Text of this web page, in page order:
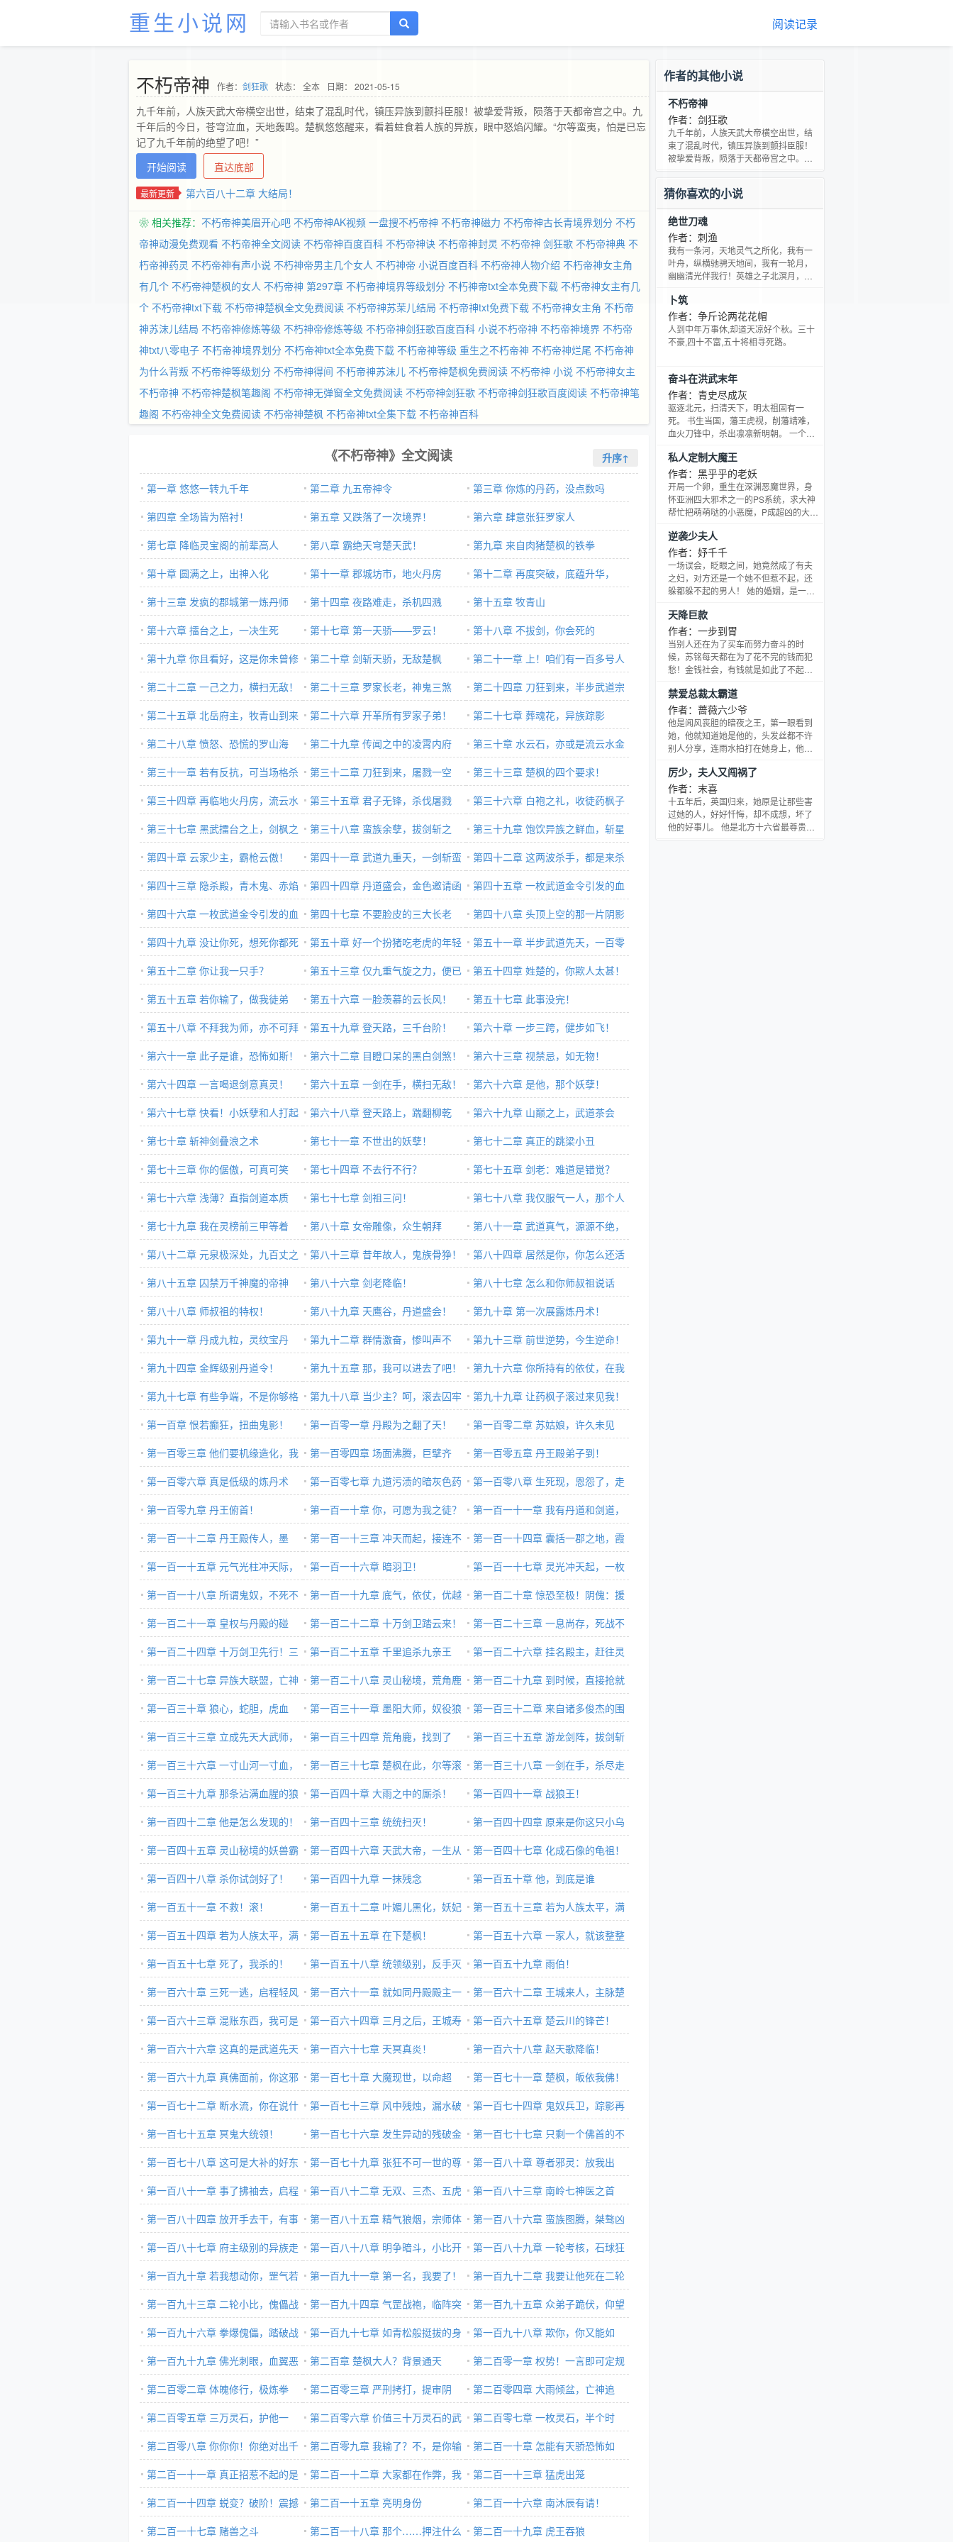
重生小说网 阅读记录
不朽帝神 作者： 剑狂歌 状态： 全本 日期： 2021-05-15
九千年前，人族天武大帝横空出世，结束了混乱时代，镇压异族到颤抖臣服！被挚爱背叛，陨落于天都帝宫之中。九
千年后的今日，苍穹泣血，天地轰鸣。楚枫悠悠醒来，看着蛀食着人族的异族，眼中怒焰闪耀。“尔等蛮夷，怕是已忘
记了九千年前的绝望了吧！”
开始阅读
直达底部
最新更新 第六百八十二章 大结局！
❀ 相关推荐： 不朽帝神美眉开心吧 不朽帝神AK视频 一盘搜不朽帝神 不朽帝神磁力 不朽帝神古长青境界划分 不朽
帝神动漫免费观看 不朽帝神全文阅读 不朽帝神百度百科 不朽帝神诀 不朽帝神封灵 不朽帝神 剑狂歌 不朽帝神典 不
朽帝神药灵 不朽帝神有声小说 不朽神帝男主几个女人 不朽神帝 小说百度百科 不朽帝神人物介绍 不朽帝神女主角
有几个 不朽帝神楚枫的女人 不朽帝神 第297章 不朽帝神境界等级划分 不朽神帝txt全本免费下载 不朽帝神女主有几
个 不朽帝神txt下载 不朽帝神楚枫全文免费阅读 不朽帝神苏茉儿结局 不朽帝神txt免费下载 不朽帝神女主角 不朽帝
神苏沫儿结局 不朽帝神修炼等级 不朽神帝修炼等级 不朽帝神剑狂歌百度百科 小说不朽帝神 不朽帝神境界 不朽帝
神txt八零电子 不朽帝神境界划分 不朽帝神txt全本免费下载 不朽帝神等级 重生之不朽帝神 不朽帝神烂尾 不朽帝神
为什么背叛 不朽帝神等级划分 不朽帝神得间 不朽帝神苏沫儿 不朽帝神楚枫免费阅读 不朽帝神 小说 不朽帝神女主
不朽帝神 不朽帝神楚枫笔趣阁 不朽帝神无弹窗全文免费阅读 不朽帝神剑狂歌 不朽帝神剑狂歌百度阅读 不朽帝神笔
趣阁 不朽帝神全文免费阅读 不朽帝神楚枫 不朽帝神txt全集下载 不朽帝神百科
《不朽帝神》全文阅读 升序↑
第一章 悠悠一转九千年 第二章 九五帝神令
第三章 你炼的丹药，没点数吗
第四章 全场皆为陪衬！
第五章 又跌落了一次境界！
第六章 肆意张狂罗家人
第七章 降临灵宝阁的前辈高人
第八章 霸绝天穹楚天武！
第九章 来自肉猪楚枫的铁拳
第十章 圆满之上，出神入化
第十一章 郡城坊市，地火丹房
第十二章 再度突破，底蕴升华，
1000
第十三章 发疯的郡城第一炼丹师 第十四章 夜路难走，杀机四溅
第十五章 牧青山
第十六章 擂台之上，一决生死
第十七章 第一天骄——罗云！
第十八章 不拔剑，你会死的
第十九章 你且看好，这是你未曾修
成的第七剑
第二十章 剑斩天骄，无敌楚枫
第二十一章 上！咱们有一百多号人
呢
第二十二章 一己之力，横扫无敌！ 第二十三章 罗家长老，神鬼三煞
第二十四章 刀狂到来，半步武道宗
师
第二十五章 北岳府主，牧青山到来 第二十六章 开革所有罗家子弟！
第二十七章 葬魂花，异族踪影
第二十八章 愤怒、恐慌的罗山海
第二十九章 传闻之中的凌霄内府
第三十章 水云石，亦或是流云水金
第三十一章 若有反抗，可当场格杀
第三十二章 刀狂到来，屠戮一空
第三十三章 楚枫的四个要求！
第三十四章 再临地火丹房，流云水
金炼剑！
第三十五章 君子无锋，杀伐屠戮
第三十六章 白袍之礼，收徒药枫子
第三十七章 黑武擂台之上，剑枫之
名
第三十八章 蛮族余孽，拔剑斩之
第三十九章 饱饮异族之鲜血，斩星
剑之锋芒
第四十章 云家少主，霸枪云傲！
第四十一章 武道九重天，一剑斩蛮
牛！
第四十二章 这两波杀手，都是来杀
谁的
第四十三章 隐杀殿，青木鬼、赤焰
鬼
第四十四章 丹道盛会，金色邀请函
第四十五章 一枚武道金令引发的血
案【上】
第四十六章 一枚武道金令引发的血
案【下】
第四十七章 不要脸皮的三大长老
第四十八章 头顶上空的那一片阴影
第四十九章 没让你死，想死你都死
不了！
第五十章 好一个扮猪吃老虎的年轻
妖孽！
第五十一章 半步武道先天，一百零
八道气旋
第五十二章 你让我一只手？
第五十三章 仅九重气旋之力，便已
横扫！
第五十四章 姓楚的，你欺人太甚！
第五十五章 若你输了，做我徒弟
吧！
第五十六章 一脸羡慕的云长风！
第五十七章 此事没完！
第五十八章 不拜我为师，亦不可拜
他人为师！
第五十九章 登天路，三千台阶！
第六十章 一步三跨，健步如飞！
第六十一章 此子是谁，恐怖如斯！
第六十二章 目瞪口呆的黑白剑煞！
第六十三章 视禁忌，如无物！
第六十四章 一言喝退剑意真灵！
第六十五章 一剑在手，横扫无敌！
第六十六章 是他，那个妖孽！
第六十七章 快看！小妖孽和人打起
来了！
第六十八章 登天路上，踹翻柳乾
元！
第六十九章 山巅之上，武道茶会
第七十章 斩神剑叠浪之术
第七十一章 不世出的妖孽！
第七十二章 真正的跳梁小丑
第七十三章 你的倨傲，可真可笑
第七十四章 不去行不行？
第七十五章 剑老：难道是错觉？
第七十六章 浅薄？直指剑道本质
第七十七章 剑祖三问！
第七十八章 我仅服气一人，那个人
叫剑枫
第七十九章 我在灵榜前三甲等着
你！
第八十章 女帝雕像，众生朝拜
第八十一章 武道真气，源源不绝，
耗之不尽
第八十二章 元泉极深处，九百丈之
地！
第八十三章 昔年故人，鬼族骨狰！
第八十四章 居然是你，你怎么还活
着！
第八十五章 囚禁万千神魔的帝神
令！
第八十六章 剑老降临！
第八十七章 怎么和你师叔祖说话
的！
第八十八章 师叔祖的特权！ 第八十九章 天鹰谷，丹道盛会！
第九十章 第一次展露炼丹术！
第九十一章 丹成九粒，灵纹宝丹
第九十二章 群情激奋，惨叫声不
绝！
第九十三章 前世逆势，今生逆命！
第九十四章 金辉级别丹道令！
第九十五章 那，我可以进去了吧！
第九十六章 你所持有的依仗，在我
眼中，不值一提
第九十七章 有些争端，不是你够格
插手其中的
第九十八章 当少主？呵，滚去囚牢
吧！
第九十九章 让药枫子滚过来见我！
第一百章 恨若癫狂，扭曲鬼影！
第一百零一章 丹殿为之翻了天！
第一百零二章 苏姑娘，许久未见
啊！
第一百零三章 他们要机缘造化，我
就给他们机缘造化！
第一百零四章 场面沸腾，巨擘齐
聚！
第一百零五章 丹王殿弟子到！
第一百零六章 真是低级的炼丹术
啊！
第一百零七章 九道污渍的暗灰色药
丸
第一百零八章 生死现，恩怨了，走
好！
第一百零九章 丹王俯首！ 第一百一十章 你，可愿为我之徒？
第一百一十一章 我有丹道和剑道，
你选哪样？
第一百一十二章 丹王殿传人，墨
轩！
第一百一十三章 冲天而起，接连不
断的霞光异象
第一百一十四章 囊括一郡之地，霞
光弥漫三千里！
第一百一十五章 元气光柱冲天际，
七彩霞光环绕中
第一百一十六章 暗羽卫！
第一百一十七章 灵光冲天起，一枚
枚捏碎的玉符！
第一百一十八章 所谓鬼奴，不死不
灭？
第一百一十九章 底气，依仗，优越
感？统统碾碎！
第一百二十章 惊恐至极！阴傀：援
兵！快给我援兵！
第一百二十一章 皇权与丹殿的碰
撞！
第一百二十二章 十万剑卫踏云来！
千军万马奔腾至！
第一百二十三章 一息尚存，死战不
退！
第一百二十四章 十万剑卫先行！三
十万丹武卫紧随其后！
第一百二十五章 千里追杀九亲王
第一百二十六章 挂名殿主，赶往灵
隐山
第一百二十七章 异族大联盟，亡神
第一百二十八章 灵山秘境，荒角鹿
血
第一百二十九章 到时候，直接抢就
是了
第一百三十章 狼心，蛇胆，虎血
第一百三十一章 墨阳大师，奴役狼
王
第一百三十二章 来自诸多俊杰的围
攻
第一百三十三章 立成先天大武师，
先天杀伐气罡
第一百三十四章 荒角鹿，找到了
第一百三十五章 游龙剑阵，拔剑斩
之
第一百三十六章 一寸山河一寸血，
汉奸走狗拔剑杀
第一百三十七章 楚枫在此，尔等滚
出来受死！
第一百三十八章 一剑在手，杀尽走
狗！
第一百三十九章 那条沾满血腥的狼
尸血路！
第一百四十章 大雨之中的厮杀！
第一百四十一章 战狼王！
第一百四十二章 他是怎么发现的！
第一百四十三章 统统扫灭！
第一百四十四章 原来是你这只小乌
龟啊！
第一百四十五章 灵山秘境的妖兽霸
主们！
第一百四十六章 天武大帝，一生从
不弱于人！
第一百四十七章 化成石像的龟祖！
第一百四十八章 杀你试剑好了！
第一百四十九章 一抹残念
第一百五十章 他，到底是谁
第一百五十一章 不救！滚！
第一百五十二章 叶媚儿黑化，妖妃
魂灵！
第一百五十三章 若为人族太平，满
身罪孽，亦愿往【上】
第一百五十四章 若为人族太平，满
身罪孽，亦愿往【下】
第一百五十五章 在下楚枫！
第一百五十六章 一家人，就该整整
齐齐！
第一百五十七章 死了，我杀的！
第一百五十八章 统领级别，反手灭
杀！
第一百五十九章 雨伯！
第一百六十章 三死一逃，启程轻风
镇！
第一百六十一章 就如同丹殿殿主一
样！
第一百六十二章 王城来人，主脉楚
天铭！
第一百六十三章 混账东西，我可是
你的二叔！
第一百六十四章 三月之后，王城寿
宴
第一百六十五章 楚云川的锋芒！
第一百六十六章 这真的是武道先天
九重？
第一百六十七章 天冥真炎！
第一百六十八章 赵天歌降临！
第一百六十九章 真佛面前，你这邪
魔还不忏悔！？
第一百七十章 大魔现世，以命超
度！
第一百七十一章 楚枫，皈依我佛！
第一百七十二章 断水流，你在说什
么胡话？
第一百七十三章 风中残烛，漏水破
船，以药滋补！
第一百七十四章 鬼奴兵卫，踪影再
现！
第一百七十五章 冥鬼大统领！
第一百七十六章 发生异动的残破金
佛！
第一百七十七章 只剩一个佛首的不
动明王！
第一百七十八章 这可是大补的好东
西啊！
第一百七十九章 张狂不可一世的尊
者级别邪灵！
第一百八十章 尊者邪灵：放我出
去，我再也不敢了！
第一百八十一章 事了拂袖去，启程
四岳大比！
第一百八十二章 无双、三杰、五虎
狼！
第一百八十三章 南岭七神医之首
第一百八十四章 放开手去干，有事
我担着！
第一百八十五章 精气狼烟，宗师体
魄！
第一百八十六章 蛮族图腾，桀骜凶
狼！
第一百八十七章 府主级别的异族走
狗？！
第一百八十八章 明争暗斗，小比开
始！
第一百八十九章 一轮考核，石球狂
奔！
第一百九十章 若我想动你，罡气若
纸糊！
第一百九十一章 第一名，我要了！
第一百九十二章 我要让他死在二轮
小比上！
第一百九十三章 二轮小比，傀儡战
阵
第一百九十四章 气罡战袍，临阵突
破！
第一百九十五章 众弟子跪伏，仰望
天骄之光辉！
第一百九十六章 拳爆傀儡，踏破战
阵
第一百九十七章 如青松般挺拔的身
影！
第一百九十八章 欺你，你又能如
何？
第一百九十九章 佛光刺眼，血翼恶
鬼
第二百章 楚枫大人？背景通天
第二百零一章 权势！一言即可定规
则
第二百零二章 体魄修行，极炼拳
法！
第二百零三章 严刑拷打，提审阴
傀！
第二百零四章 大雨倾盆，亡神追
杀！
第二百零五章 三万灵石，护他一
次！
第二百零六章 价值三十万灵石的武
技都不要？
第二百零七章 一枚灵石，半个时
辰，翻三万倍？
第二百零八章 你你你！你绝对出千
了！
第二百零九章 我输了？不，是你输
了！
第二百一十章 怎能有天骄恐怖如
斯？
第二百一十一章 真正招惹不起的是
楚枫！
第二百一十二章 大家都在作弊，我
也插手一局好了
第二百一十三章 猛虎出笼
第二百一十四章 蜕变？破阶！震撼
第二百一十五章 亮明身份
第二百一十六章 南沐辰有请！
第二百一十七章 赌兽之斗
第二百一十八章 那个……押注什么 第二百一十九章 虎王吞狼
作者的其他小说
不朽帝神
作者：剑狂歌
九千年前，人族天武大帝横空出世，结
束了混乱时代，镇压异族到颤抖臣服！
被挚爱背叛，陨落于天都帝宫之中。九
族，眼中怒焰闪耀。“尔等蛮夷，怕是已
忘记了九千年前的绝望了吧！”
猜你喜欢的小说
绝世刀魂
作者：刺渔
我有一条河，天地灵气之所化，我有一
叶舟，纵横驰骋天地间，我有一轮月，
幽幽清光伴我行！英雄之子北溟月，其
弃，甚至妻子的背叛，北溟月目睹他晚
境的凄凉，他又该何去何从？是踏着父
辈的足迹继续前行？还是以自己想要的
方式，生存在这世上？
卜筑
作者：争斤论两花花帽
人到中年万事休,却道天凉好个秋。三十
不豪,四十不富,五十将相寻死路。
奋斗在洪武末年
作者：青史尽成灰
驱逐北元，扫清天下，明太祖固有一
死。 书生当国，藩王虎视，削藩靖难，
血火刀锋中，杀出凛凛新明朝。 一个失
剑，右握锄，一剑平天下，一锄养万
民。 这是个小特工，奋斗成为盛世大豪
的曲折故事。 大明盛世有千钧，锦衣卫
担八百！ 翻开《永乐大典》，尽是我的
传说！ —————————— 读者群：
私人定制大魔王
作者：黑乎乎的老妖
开局一个卵，重生在深渊恶魔世界，身
怀亚洲四大邪术之一的PS系统，求大神
帮忙把萌萌哒的小恶魔，P成超凶的大魔
逆袭少夫人
作者：妤千千
一场误会，眨眼之间，她竟然成了有夫
之妇，对方还是一个她不但惹不起，还
躲都躲不起的男人！ 她的婚姻，是一纸
么可能嫁给这个无情面瘫又牛逼哄哄的
男人？ 只是，婚后生活过于不和谐，宁
馨雪有些招架不住！
天降巨款
作者：一步到胃
当别人还在为了买车而努力奋斗的时
候，苏铭每天都在为了花不完的钱而犯
愁！金钱社会，有钱就是如此了不起！
家，没有暖气，没有空调，硬是靠烧着
几千亿的支票取暖熬过了整个冬天！
禁爱总裁太霸道
作者：蔷薇六少爷
他是闻风丧胆的暗夜之王，第一眼看到
她，他就知道她是他的，头发丝都不许
别人分享，连雨水拍打在她身上，他都
厉少，夫人又闯祸了
作者：末喜
十五年后，英国归来，她原是让那些害
过她的人，好好忏悔，却不成想，坏了
他的好事儿。 他是北方十六省最尊贵的